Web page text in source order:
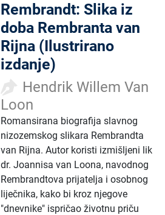
Rembrandt: Slika iz
doba Rembranta van
Rijna (Ilustrirano
izdanje)
Hendrik Willem Van
Loon
Romansirana biografija slavnog
nizozemskog slikara Rembrandta
van Rijna. Autor koristi izmišljeni lik
dr. Joannisa van Loona, navodnog
Rembrandtova prijatelja i osobnog
liječnika, kako bi kroz njegove
"dnevnike" ispričao životnu priču